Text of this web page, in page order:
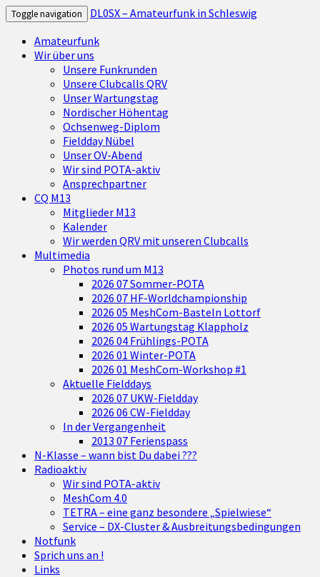
Toggle navigation
DL0SX – Amateurfunk in Schleswig
Amateurfunk
Wir über uns
Unsere Funkrunden
Unsere Clubcalls QRV
Unser Wartungstag
Nordischer Höhentag
Ochsenweg-Diplom
Fieldday Nübel
Unser OV-Abend
Wir sind POTA-aktiv
Ansprechpartner
CQ M13
Mitglieder M13
Kalender
Wir werden QRV mit unseren Clubcalls
Multimedia
Photos rund um M13
2026 07 Sommer-POTA
2026 07 HF-Worldchampionship
2026 05 MeshCom-Basteln Lottorf
2026 05 Wartungstag Klappholz
2026 04 Frühlings-POTA
2026 01 Winter-POTA
2026 01 MeshCom-Workshop #1
Aktuelle Fielddays
2026 07 UKW-Fieldday
2026 06 CW-Fieldday
In der Vergangenheit
2013 07 Ferienspass
N-Klasse – wann bist Du dabei ???
Radioaktiv
Wir sind POTA-aktiv
MeshCom 4.0
TETRA – eine ganz besondere „Spielwiese“
Service – DX-Cluster & Ausbreitungsbedingungen
Notfunk
Sprich uns an !
Links